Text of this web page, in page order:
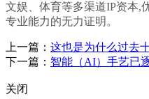
文娱、体育等多渠道IP资本,
专业能力的无力证明。
上一篇： 这也是为什么过去
下一篇： 智能（AI）手艺已
关闭